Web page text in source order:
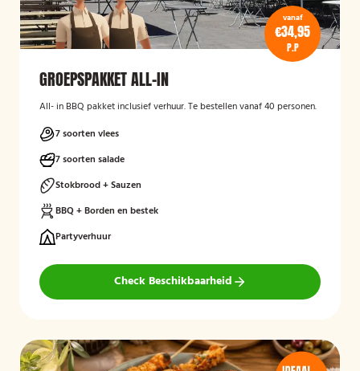
vanaf
€34,95
P.P
GROEPSPAKKET ALL-IN
All- in BBQ pakket inclusief verhuur. Te bestellen vanaf 40 personen.
7 soorten vlees
7 soorten salade
Stokbrood + Sauzen
BBQ + Borden en bestek
Partyverhuur
Check Beschikbaarheid